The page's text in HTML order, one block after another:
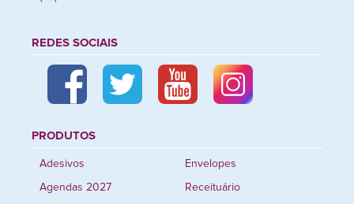
REDES SOCIAIS
PRODUTOS
Adesivos
Agendas 2027
Envelopes
Receituário